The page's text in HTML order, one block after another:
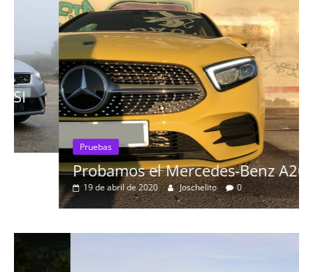
Pruebas
Probamos el Mercedes-Benz A200d
19 de abril de 2020 Joschelito 0